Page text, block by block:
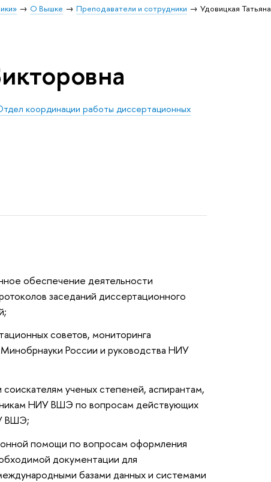
О Вышке Преподаватели и сотрудники
Удовицкая Татьяна
координации работы диссертационных
обеспечение деятельности
заседаний диссертационного
советов, мониторинга
России и руководства НИУ
ученых степеней, аспирантам,
НИУ ВШЭ по вопросам действующих
ВШЭ;
помощи по вопросам оформления
документации для
базами данных и системами